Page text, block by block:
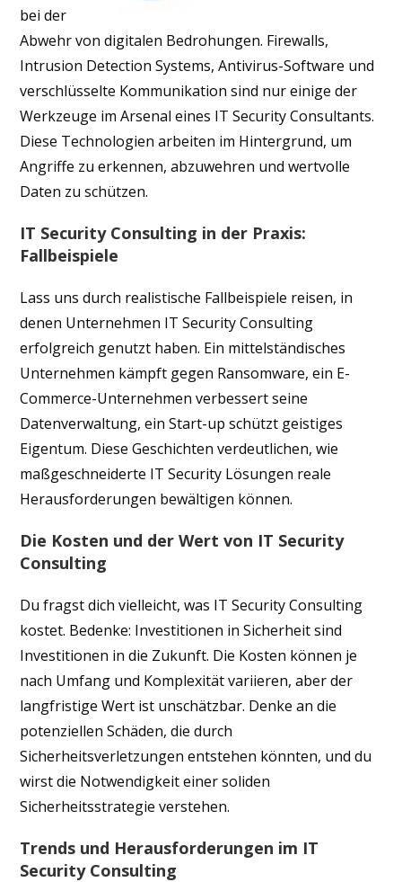
bei der
Abwehr von digitalen Bedrohungen. Firewalls,
Intrusion Detection Systems, Antivirus-Software und
verschlüsselte Kommunikation sind nur einige der
Werkzeuge im Arsenal eines IT Security Consultants.
Diese Technologien arbeiten im Hintergrund, um
Angriffe zu erkennen, abzuwehren und wertvolle
Daten zu schützen.
IT Security Consulting in der Praxis:
Fallbeispiele
Lass uns durch realistische Fallbeispiele reisen, in
denen Unternehmen IT Security Consulting
erfolgreich genutzt haben. Ein mittelständisches
Unternehmen kämpft gegen Ransomware, ein E-
Commerce-Unternehmen verbessert seine
Datenverwaltung, ein Start-up schützt geistiges
Eigentum. Diese Geschichten verdeutlichen, wie
maßgeschneiderte IT Security Lösungen reale
Herausforderungen bewältigen können.
Die Kosten und der Wert von IT Security
Consulting
Du fragst dich vielleicht, was IT Security Consulting
kostet. Bedenke: Investitionen in Sicherheit sind
Investitionen in die Zukunft. Die Kosten können je
nach Umfang und Komplexität variieren, aber der
langfristige Wert ist unschätzbar. Denke an die
potenziellen Schäden, die durch
Sicherheitsverletzungen entstehen könnten, und du
wirst die Notwendigkeit einer soliden
Sicherheitsstrategie verstehen.
Trends und Herausforderungen im IT
Security Consulting